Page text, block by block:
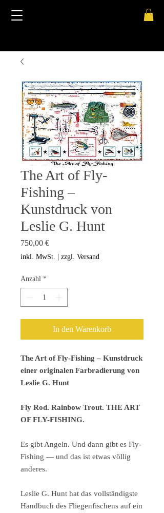
The Art of Fly-
Fishing –
Kunstdruck von
Leslie G. Hunt
750,00 €Preis
inkl. MwSt. zzgl. Versand
Anzahl *
In den Warenkorb
The Art of Fly-Fishing – Kunstdruck
einer originalen Farbradierung von
Leslie G. Hunt
Fly Rod. Rainbow Trout. THE ART
OF FLY-FISHING.
Es gibt Angeln. Und dann gibt es Fly-
Fishing — und das ist etwas völlig
anderes.
Leslie G. Hunt hat das vollständigste
Handbuch des Fliegenfischens auf ein